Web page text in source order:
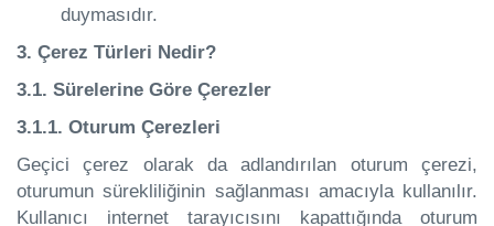
duymasıdır.
3. Çerez Türleri Nedir?
3.1. Sürelerine Göre Çerezler
3.1.1. Oturum Çerezleri
Geçici çerez olarak da adlandırılan oturum çerezi,
oturumun sürekliliğinin sağlanması amacıyla kullanılır.
Kullanıcı internet tarayıcısını kapattığında oturum